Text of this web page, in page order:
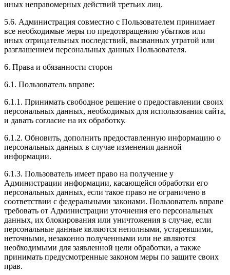
иных неправомерных действий третьих лиц.
5.6. Администрация совместно с Пользователем принимает
все необходимые меры по предотвращению убытков или
иных отрицательных последствий, вызванных утратой или
разглашением персональных данных Пользователя.
6. Права и обязанности сторон
6.1. Пользователь вправе:
6.1.1. Принимать свободное решение о предоставлении своих
персональных данных, необходимых для использования сайта,
и давать согласие на их обработку.
6.1.2. Обновить, дополнить предоставленную информацию о
персональных данных в случае изменения данной
информации.
6.1.3. Пользователь имеет право на получение у
Администрации информации, касающейся обработки его
персональных данных, если такое право не ограничено в
соответствии с федеральными законами. Пользователь вправе
требовать от Администрации уточнения его персональных
данных, их блокирования или уничтожения в случае, если
персональные данные являются неполными, устаревшими,
неточными, незаконно полученными или не являются
необходимыми для заявленной цели обработки, а также
принимать предусмотренные законом меры по защите своих
прав.